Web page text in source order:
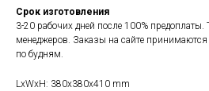
Срок изготовления
3-20 рабочих дней после 100% предоплаты.
менеджеров. Заказы на сайте
по будням.
LxWxH: 380x380x410 mm
Сферы применения
+7 910 615 3000
Телефон / Telegram / Max